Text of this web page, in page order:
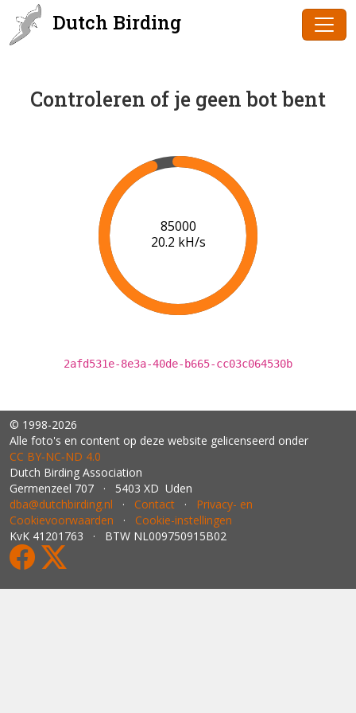
Dutch Birding
Controleren of je geen bot bent
87000
20.4 kH/s
2afd531e-8e3a-40de-b665-cc03c064530b
© 1998-2026
Alle foto's en content op deze website gelicenseerd onder
CC BY‑NC‑ND 4.0
Dutch Birding Association
Germenzeel 707 · 5403 XD Uden
dba@dutchbirding.nl · Contact · Privacy- en
Cookievoorwaarden · Cookie-instellingen
KvK 41201763 · BTW NL009750915B02